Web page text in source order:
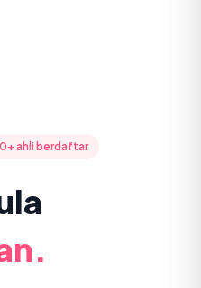
ahli berdaftar